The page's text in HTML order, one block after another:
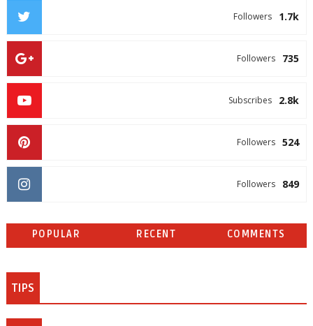
1.7k
Followers
735
Followers
2.8k
Subscribes
524
Followers
849
Followers
POPULAR RECENT COMMENTS
TIPS